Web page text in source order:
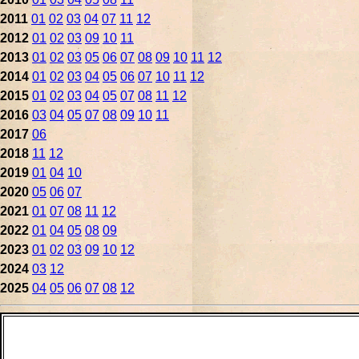
2011 01 02 03 04 07 11 12
2012 01 02 03 09 10 11
2013 01 02 03 05 06 07 08 09 10 11 12
2014 01 02 03 04 05 06 07 10 11 12
2015 01 02 03 04 05 07 08 11 12
2016 03 04 05 07 08 09 10 11
2017 06
2018 11 12
2019 01 04 10
2020 05 06 07
2021 01 07 08 11 12
2022 01 04 05 08 09
2023 01 02 03 09 10 12
2024 03 12
2025 04 05 06 07 08 12